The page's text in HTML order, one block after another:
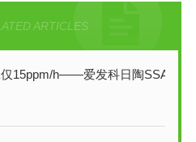
ARTICLES
爱发科日陶SSA-999W如何守护材料纯净度